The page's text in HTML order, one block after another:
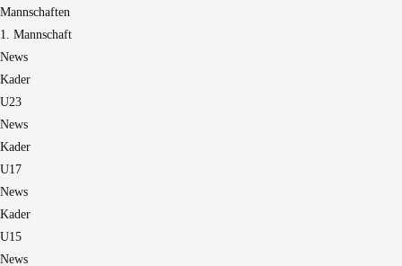
Mannschaften
1. Mannschaft
News
Kader
U23
News
Kader
U17
News
Kader
U15
News